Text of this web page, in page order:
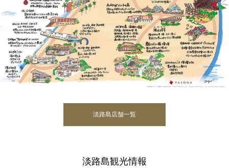
淡路島店舗一覧
淡路島観光情報